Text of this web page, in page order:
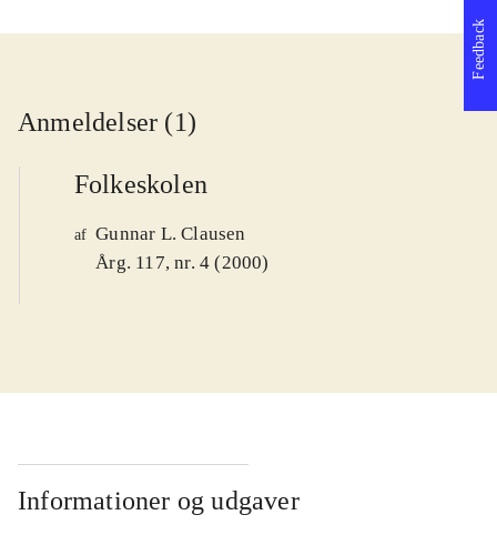
Anmeldelser (1)
Folkeskolen
af Gunnar L. Clausen
Årg. 117, nr. 4 (2000)
Informationer og udgaver
Feedback